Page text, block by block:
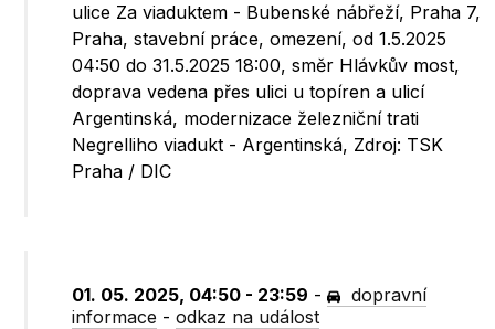
ulice Za viaduktem - Bubenské nábřeží, Praha 7,
Praha, stavební práce, omezení, od 1.5.2025
04:50 do 31.5.2025 18:00, směr Hlávkův most,
doprava vedena přes ulici u topíren a ulicí
Argentinská, modernizace železniční trati
Negrelliho viadukt - Argentinská, Zdroj: TSK
Praha / DIC
01. 05. 2025, 04:50 - 23:59 -
dopravní
informace -odkaz na událost